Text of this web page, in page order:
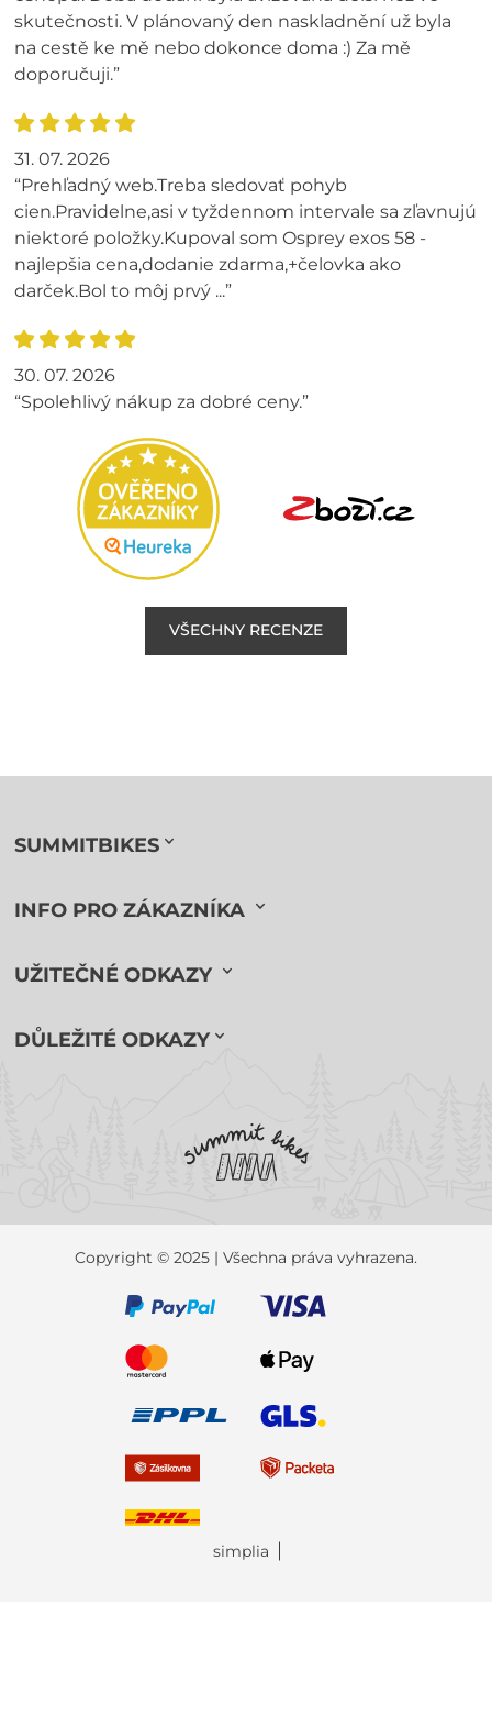
skutečnosti. V plánovaný den naskladnění už byla
na cestě ke mě nebo dokonce doma :) Za mě
doporučuji.”
31. 07. 2026
“Prehľadný web.Treba sledovať pohyb
cien.Pravidelne,asi v tyždennom intervale sa zľavnujú
niektoré položky.Kupoval som Osprey exos 58 -
najlepšia cena,dodanie zdarma,+čelovka ako
darček.Bol to môj prvý ...”
30. 07. 2026
“Spolehlivý nákup za dobré ceny.”
VŠECHNY RECENZE
SUMMITBIKES
INFO PRO ZÁKAZNÍKA
UŽITEČNÉ ODKAZY
DŮLEŽITÉ ODKAZY
Copyright © 2025 | Všechna práva vyhrazena.
simplia